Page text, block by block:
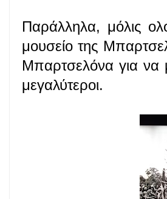
Παράλληλα, μόλις
μουσείο της
Μπαρτσελόνα για να
μεγαλύτεροι.